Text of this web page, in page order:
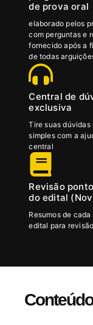
de prova oral
elaborado pelos
com perguntas e
fornecido após a
de todas
Central de
exclusiva
Tire suas dúvidas
simples com a
central
Revisão
do edital
Resumos de
edital para revisão